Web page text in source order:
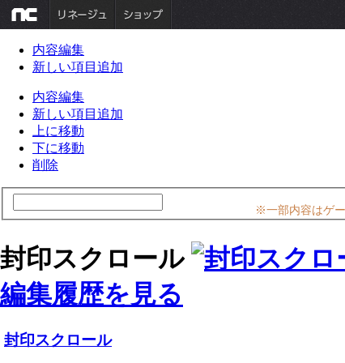
内容編集
新しい項目追加
内容編集
新しい項目追加
上に移動
下に移動
削除
※一部内容はゲ
封印スクロール
編集履歴を見る
封印スクロール